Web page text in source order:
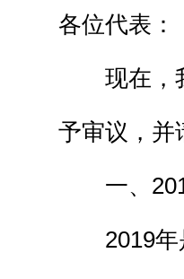
各位代表：
现在，我
予审议，并
一、
2019年是